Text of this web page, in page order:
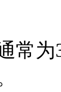
常